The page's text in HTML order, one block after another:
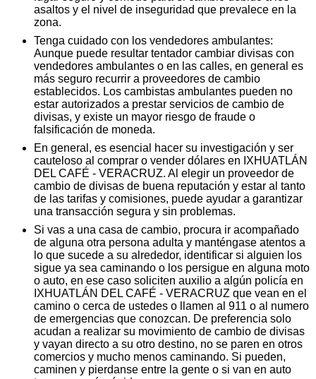
asaltos y el nivel de inseguridad que prevalece en la
zona.
Tenga cuidado con los vendedores ambulantes:
Aunque puede resultar tentador cambiar divisas con
vendedores ambulantes o en las calles, en general es
más seguro recurrir a proveedores de cambio
establecidos. Los cambistas ambulantes pueden no
estar autorizados a prestar servicios de cambio de
divisas, y existe un mayor riesgo de fraude o
falsificación de moneda.
En general, es esencial hacer su investigación y ser
cauteloso al comprar o vender dólares en IXHUATLÁN
DEL CAFÉ - VERACRUZ. Al elegir un proveedor de
cambio de divisas de buena reputación y estar al tanto
de las tarifas y comisiones, puede ayudar a garantizar
una transacción segura y sin problemas.
Si vas a una casa de cambio, procura ir acompañado
de alguna otra persona adulta y manténgase atentos a
lo que sucede a su alrededor, identificar si alguien los
sigue ya sea caminando o los persigue en alguna moto
o auto, en ese caso soliciten auxilio a algún policía en
IXHUATLÁN DEL CAFÉ - VERACRUZ que vean en el
camino o cerca de ustedes o llamen al 911 o al numero
de emergencias que conozcan. De preferencia solo
acudan a realizar su movimiento de cambio de divisas
y vayan directo a su otro destino, no se paren en otros
comercios y mucho menos caminando. Si pueden,
caminen y pierdanse entre la gente o si van en auto